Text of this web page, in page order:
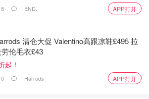
8 END. APP打开
清仓大促 Valentino高跟凉鞋£495 拉
劳伦毛衣£43
起！
0 Harrods APP打开